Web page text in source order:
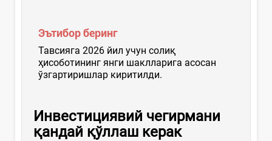
Эътибор беринг
Тавсияга 2026 йил учун солиқ
ҳисоботининг янги шаклларига асосан
ўзгартиришлар киритилди.
Инвестициявий чегирмани
қандай қўллаш керак